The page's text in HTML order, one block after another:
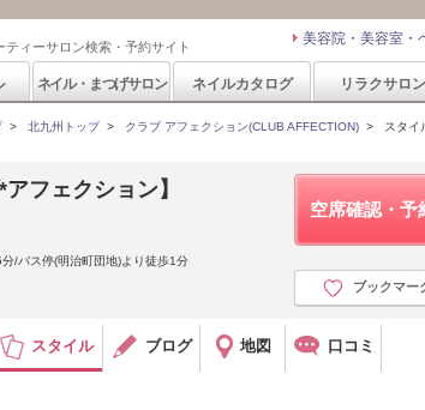
ィーサロン検索・予約サイト 美容院・美容室・
ネイル・まつげサロン ネイルカタログ リラクサロン
> 北九州トップ> クラブ アフェクション(CLUB AFFECTION) > スタイ
空席確認・予
ブックマー
フェクション】
/バス停(明治町団地)より徒歩1分
スタイル ブログ 地図 口コミ